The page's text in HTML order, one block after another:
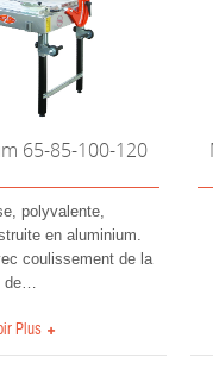
65-85-100-120
polyvalente,
en aluminium.
coulissement de la
de
Plus